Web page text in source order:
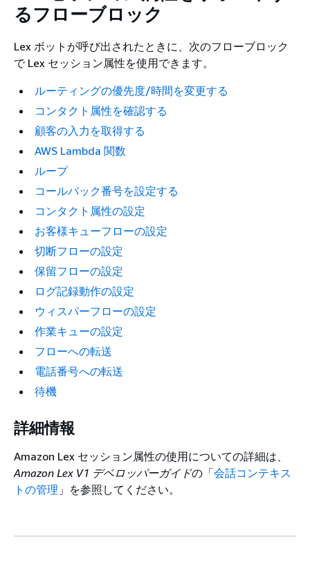
るフローブロック
Lex ボットが呼び出されたときに、次のフローブロック
で Lex セッション属性を使用できます。
ルーティングの優先度/時間を変更する
コンタクト属性を確認する
顧客の入力を取得する
AWS Lambda 関数
ループ
コールバック番号を設定する
コンタクト属性の設定
お客様キューフローの設定
切断フローの設定
保留フローの設定
ログ記録動作の設定
ウィスパーフローの設定
作業キューの設定
フローへの転送
電話番号への転送
待機
詳細情報
Amazon Lex セッション属性の使用についての詳細は、
Amazon Lex V1 デベロッパーガイドの「会話コンテキス
トの管理 」を参照してください。